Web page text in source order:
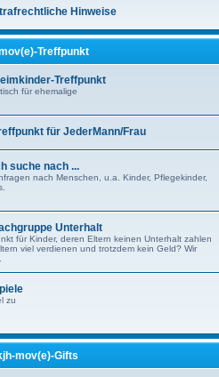
Hinweise
Treffpunkt
Treffpunkt
für ehemalige
für JederMann/Frau
suche nach ...
nach Menschen, u.a. Kinder, Pflegekinder,
Unterhalt
für Kinder, deren Eltern keinen Unterhalt zahlen
viel verdienen und trotzdem kein Geld? Wir
zu
mov(e)-Gifts